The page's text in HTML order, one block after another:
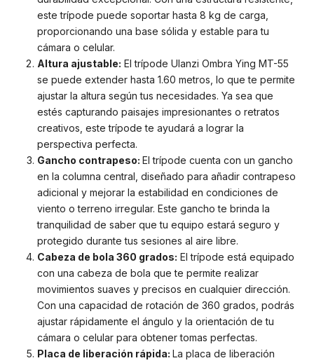
este trípode puede soportar hasta 8 kg de carga,
proporcionando una base sólida y estable para tu
cámara o celular.
Altura ajustable: El trípode Ulanzi Ombra Ying MT-55
se puede extender hasta 1.60 metros, lo que te permite
ajustar la altura según tus necesidades. Ya sea que
estés capturando paisajes impresionantes o retratos
creativos, este trípode te ayudará a lograr la
perspectiva perfecta.
Gancho contrapeso: El trípode cuenta con un gancho
en la columna central, diseñado para añadir contrapeso
adicional y mejorar la estabilidad en condiciones de
viento o terreno irregular. Este gancho te brinda la
tranquilidad de saber que tu equipo estará seguro y
protegido durante tus sesiones al aire libre.
Cabeza de bola 360 grados: El trípode está equipado
con una cabeza de bola que te permite realizar
movimientos suaves y precisos en cualquier dirección.
Con una capacidad de rotación de 360 grados, podrás
ajustar rápidamente el ángulo y la orientación de tu
cámara o celular para obtener tomas perfectas.
Placa de liberación rápida: La placa de liberación